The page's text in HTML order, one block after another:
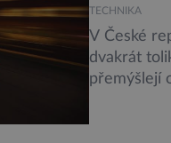
TECHNIKA
V České
dvakrát
přemýšlejí